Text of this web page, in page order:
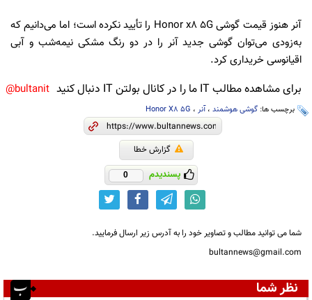
آنر هنوز قیمت گوشی Honor x8 5G را تأیید نکرده است؛ اما می‌دانیم که
به‌زودی می‌توان گوشی جدید آنر را در دو رنگ مشکی نیمه‌شب و آبی
اقیانوسی خریداری کرد.
برای مشاهده مطالب IT ما را در کانال بولتن IT دنبال کنید bultanit@
برچسب ها: گوشی هوشمند ،آنر ، Honor X8 5G
گزارش خطا
پسندیدم 0
شما می توانید مطالب و تصاویر خود را به آدرس زیر ارسال فرمایید.
bultannews@gmail.com
نظر شما